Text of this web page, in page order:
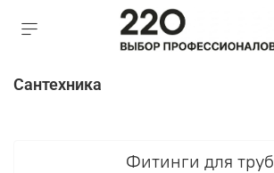
Сантехника
Фитинги для труб